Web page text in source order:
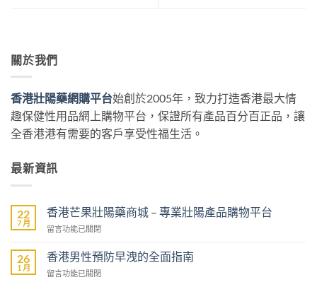
關於我們
香港壯陽藥網購平台始創於2005年，致力打造香港最大情
趣保健性用品網上購物平台，保證所有產品百分百正品，讓
全香港港有需要的客戶享受性福生活。
最新資訊
22
7 月
香港芒果壯陽藥商城 – 專業壯陽產品購物平台
在
港
芒
果
留言功能已關閉
26
1 月
香港男性預防早洩的全面指南
在
留言功能已關閉